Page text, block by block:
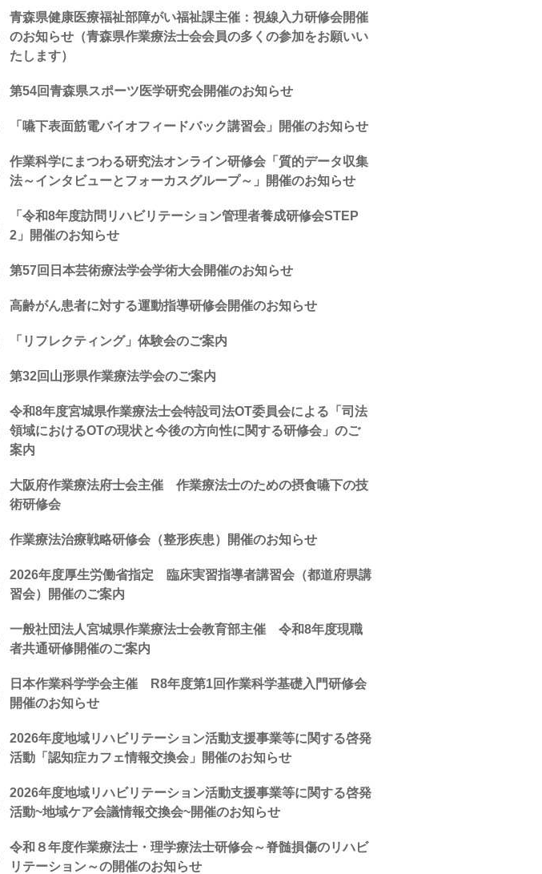
青森県健康医療福祉部障がい福祉課主催：視線入力研修会開催
のお知らせ（青森県作業療法士会会員の多くの参加をお願いい
たします）
第54回青森県スポーツ医学研究会開催のお知らせ
「嚥下表面筋電バイオフィードバック講習会」開催のお知らせ
作業科学にまつわる研究法オンライン研修会「質的データ収集
法～インタビューとフォーカスグループ～」開催のお知らせ
「令和8年度訪問リハビリテーション管理者養成研修会STEP
2」開催のお知らせ
第57回日本芸術療法学会学術大会開催のお知らせ
高齢がん患者に対する運動指導研修会開催のお知らせ
「リフレクティング」体験会のご案内
第32回山形県作業療法学会のご案内
令和8年度宮城県作業療法士会特設司法OT委員会による「司法
領域におけるOTの現状と今後の方向性に関する研修会」のご
案内
大阪府作業療法府士会主催 作業療法士のための摂食嚥下の技
術研修会
作業療法治療戦略研修会（整形疾患）開催のお知らせ
2026年度厚生労働省指定 臨床実習指導者講習会（都道府県講
習会）開催のご案内
一般社団法人宮城県作業療法士会教育部主催 令和8年度現職
者共通研修開催のご案内
日本作業科学学会主催 R8年度第1回作業科学基礎入門研修会
開催のお知らせ
2026年度地域リハビリテーション活動支援事業等に関する啓発
活動「認知症カフェ情報交換会」開催のお知らせ
2026年度地域リハビリテーション活動支援事業等に関する啓発
活動~地域ケア会議情報交換会~開催のお知らせ
令和８年度作業療法士・理学療法士研修会～脊髄損傷のリハビ
リテーション～の開催のお知らせ